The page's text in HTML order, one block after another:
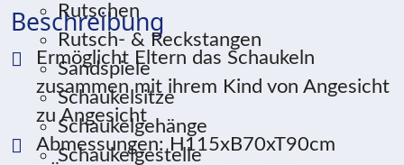
Rutschen
Rutsch- & Reckstangen
Sandspiele
Schaukelsitze
Schaukelgehänge
Schaukelgestelle
Beschreibung
Ermöglicht Eltern das Schaukeln
zusammen mit ihrem Kind von Angesicht
zu Angesicht
Abmessungen: H115xB70xT90cm